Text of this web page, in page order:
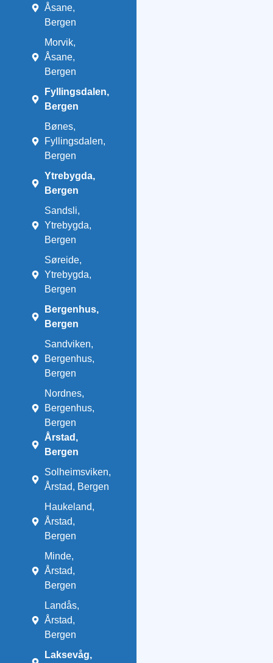
Åsane,
Bergen
Morvik,
Åsane,
Bergen
Fyllingsdalen,
Bergen
Bønes,
Fyllingsdalen,
Bergen
Ytrebygda,
Bergen
Sandsli,
Ytrebygda,
Bergen
Søreide,
Ytrebygda,
Bergen
Bergenhus,
Bergen
Sandviken,
Bergenhus,
Bergen
Nordnes,
Bergenhus,
Bergen
Årstad,
Bergen
Solheimsviken,
Årstad, Bergen
Haukeland,
Årstad,
Bergen
Minde,
Årstad,
Bergen
Landås,
Årstad,
Bergen
Laksevåg,